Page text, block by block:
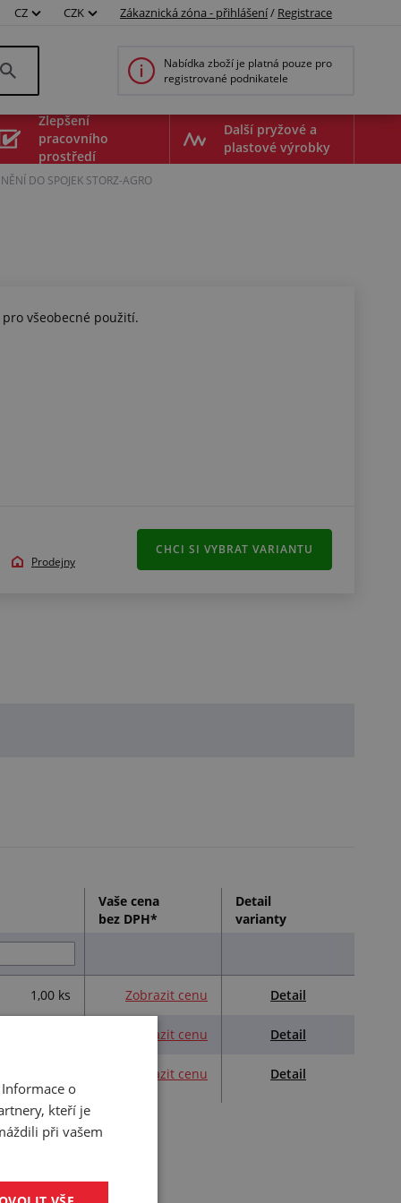
CZ CZK Zákaznická zóna - přihlášení/ Registrace
Nabídka zboží je platná pouze pro
registrované podnikatele
Zlepšení
pracovního
prostředí
Další pryžové a
plastové výrobky
DO SPOJEK STORZ-AGRO
pro všeobecné použití.
Prodejny
CHCI SI VYBRAT VARIANTU
Vaše cena
bez DPH*
Detail
varianty
1,00 ks Zobrazit cenu Detail
Zobrazit cenu Detail
Zobrazit cenu Detail
o
kteří je
při vašem